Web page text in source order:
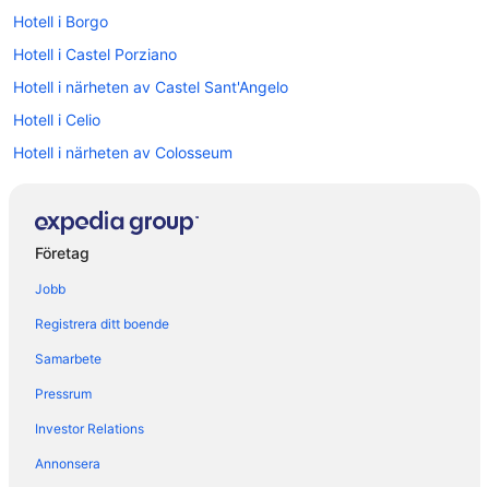
Hotell i Borgo
Hotell i Castel Porziano
Hotell i närheten av Castel Sant'Angelo
Hotell i Celio
Hotell i närheten av Colosseum
Hotell i Focene
Hotell i Fiumicino
Hotell i Pomezia
Hotell i Rom
Företag
Jobb
Registrera ditt boende
Samarbete
Pressrum
Investor Relations
Annonsera